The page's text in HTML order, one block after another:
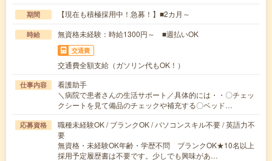
期間 【現在も積極採用中！急募！】■2カ月～
時給 無資格未経験：時給1300円～ ■週払いOK
交通費
交通費全額支給（ガソリン代もOK！）
仕事内容
看護助手
＼病院で患者さんの生活サポート／具体的には・・〇チェッ
クシートを見て備品のチェックや補充する〇ベッド…
応募資格
職種未経験OK / ブランクOK / パソコンスキル不要 / 英語力不
要
無資格・未経験OK年齢・学歴不問 ブランクOK★10名以上
採用予定履歴書は不要です。少しでも興味があ…